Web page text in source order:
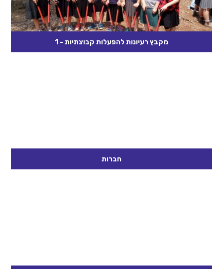
מקבץ רעיונות להפעלות קבוצתיות - 1
חברות